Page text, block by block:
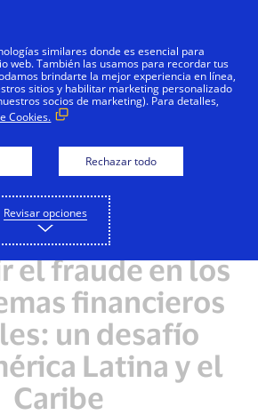
para
el fraude en los
financieros
un desafío
Latina y el
Caribe
similares donde es esencial para
web. También las usamos para recordar tus
brindarte la mejor experiencia en línea,
sitios y habilitar marketing personalizado
socios de marketing). Para detalles,
Cookies.
Rechazar todo
Revisar opciones